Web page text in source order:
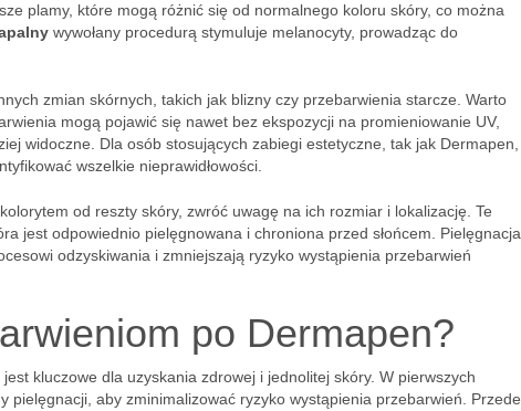
plamy, które mogą różnić się od normalnego koloru skóry, co można
wywołany procedurą stymuluje melanocyty, prowadząc do
zmian skórnych, takich jak blizny czy przebarwienia starcze. Warto
mogą pojawić się nawet bez ekspozycji na promieniowanie UV,
widoczne. Dla osób stosujących zabiegi estetyczne, tak jak Dermapen,
wszelkie nieprawidłowości.
od reszty skóry, zwróć uwagę na ich rozmiar i lokalizację. Te
jest odpowiednio pielęgnowana i chroniona przed słońcem. Pielęgnacja
odzyskiwania i zmniejszają ryzyko wystąpienia przebarwień
po Dermapen?
kluczowe dla uzyskania zdrowej i jednolitej skóry. W pierwszych
aby zminimalizować ryzyko wystąpienia przebarwień. Przede